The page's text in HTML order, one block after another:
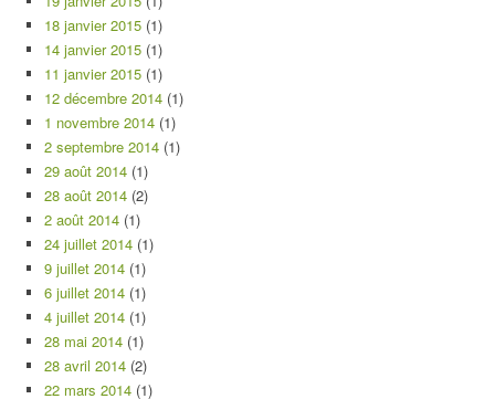
18 janvier 2015 (1)
14 janvier 2015 (1)
11 janvier 2015 (1)
12 décembre 2014 (1)
1 novembre 2014 (1)
2 septembre 2014 (1)
29 août 2014 (1)
28 août 2014 (2)
2 août 2014 (1)
24 juillet 2014 (1)
9 juillet 2014 (1)
6 juillet 2014 (1)
4 juillet 2014 (1)
28 mai 2014 (1)
28 avril 2014 (2)
22 mars 2014 (1)